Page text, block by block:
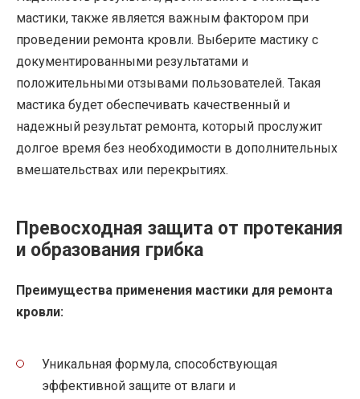
мастики, также является важным фактором при
проведении ремонта кровли. Выберите мастику с
документированными результатами и
положительными отзывами пользователей. Такая
мастика будет обеспечивать качественный и
надежный результат ремонта, который прослужит
долгое время без необходимости в дополнительных
вмешательствах или перекрытиях.
Превосходная защита от протекания
и образования грибка
Преимущества применения мастики для ремонта
кровли:
Уникальная формула, способствующая
эффективной защите от влаги и